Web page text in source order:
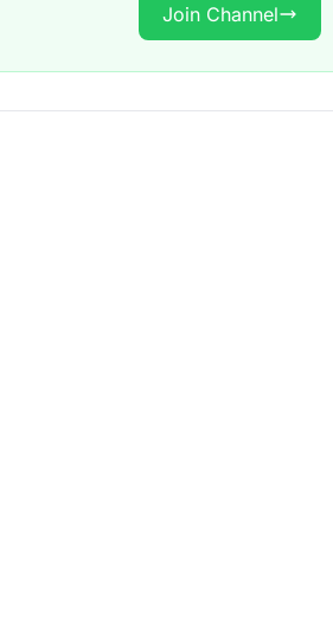
Join Channel